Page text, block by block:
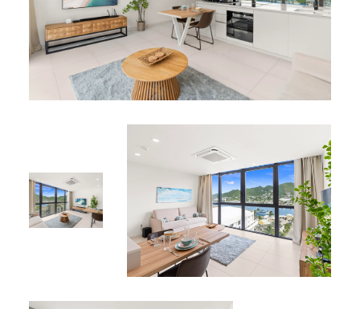
Services :
Entièrement climatisé pour une atmosphère
fraîche et apaisante
Lave-linge et sèche-linge inclus pour les séjours
prolongés
Équipements partagés :
Piscine commune et jacuzzis sur le toit avec vue
imprenable sur le lagon
Accès facile aux lieux incontournables : cinéma,
casinos et vie nocturne animée
Emplacement idéal
Situé au cœur de la vibrante Simpson Bay — à